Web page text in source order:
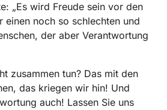
„Es wird Freude sein vor den
einen noch so schlechten und
der aber Verantwortung
zusammen tun? Das mit den
das kriegen wir hin! Und
auch! Lassen Sie uns